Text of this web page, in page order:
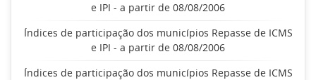
e IPI - a partir de 08/08/2006
Índices de participação dos municípios Repasse de ICMS
e IPI - a partir de 08/08/2006
Índices de participação dos municípios Repasse de ICMS